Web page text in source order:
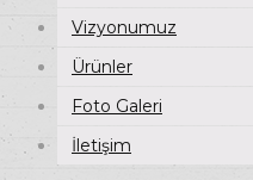
Vizyonumuz
Ürünler
Foto Galeri
İletişim